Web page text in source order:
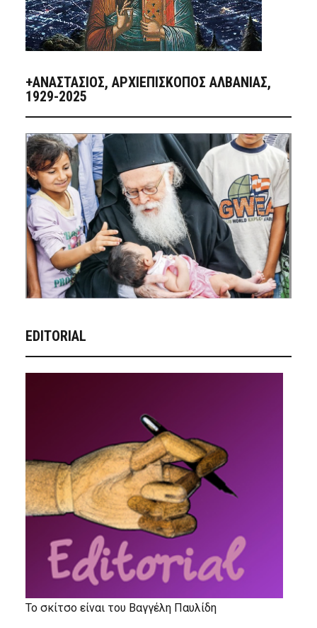
+ΑΝΑΣΤΆΣΙΟΣ, ΑΡΧΙΕΠΊΣΚΟΠΟΣ ΑΛΒΑΝΊΑΣ,
1929-2025
EDITORIAL
Το σκίτσο είναι του Βαγγέλη Παυλίδη